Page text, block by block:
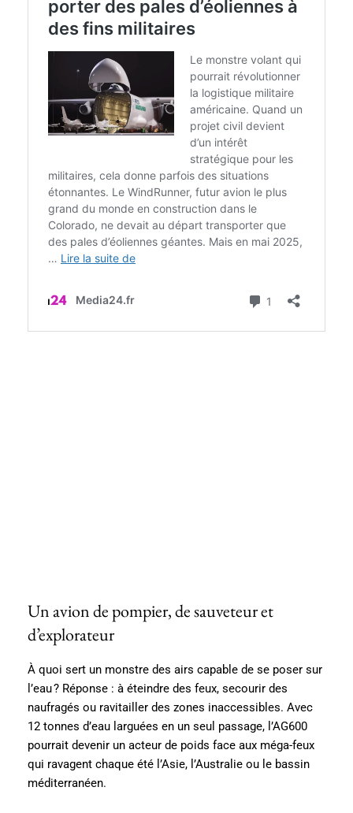
Un avion de pompier, de sauveteur et
d’explorateur
À quoi sert un monstre des airs capable de se poser sur
l’eau ? Réponse : à éteindre des feux, secourir des
naufragés ou ravitailler des zones inaccessibles. Avec
12 tonnes d’eau larguées en un seul passage, l’AG600
pourrait devenir un acteur de poids face aux méga-feux
qui ravagent chaque été l’Asie, l’Australie ou le bassin
méditerranéen.